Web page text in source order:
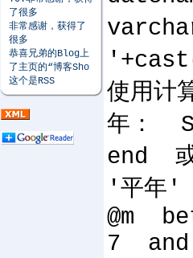
了很多
非常感谢，获得了
很多
恭喜兄弟的Blog上
了主页的“博客Sho
这个是RSS
使用计
年：
end
'平年
7